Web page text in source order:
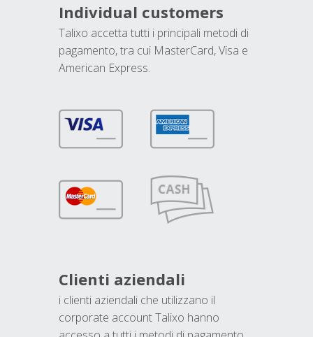
Individual customers
Talixo accetta tutti i principali metodi di
pagamento, tra cui MasterCard, Visa e
American Express.
Clienti aziendali
i clienti aziendali che utilizzano il
corporate account Talixo hanno